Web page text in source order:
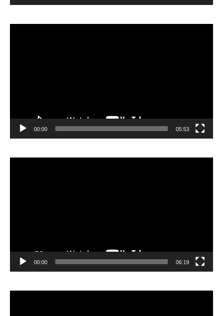
00:00 05:53
00:00 06:19